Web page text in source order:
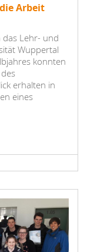
Arbeit
das Lehr- und
Wuppertal
konnten
erhalten in
eines